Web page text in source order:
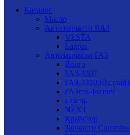
Каталог
Масло
Автозапчасти ВАЗ
VESTA
Largus
Автозапчасти ГАЗ
Волга
ГАЗ-3307
ГАЗ-3310 (Валдай)
ГАЗель-Бизнес
Газель
NEXT
Крайслер
Запчасти Cummins